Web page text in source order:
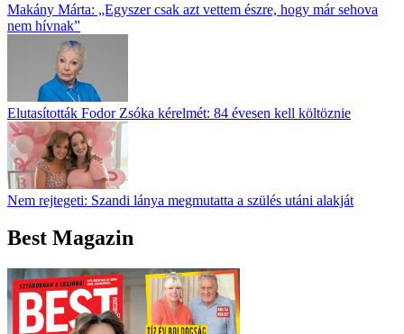
Makány Márta: „Egyszer csak azt vettem észre, hogy már sehova
nem hívnak”
Elutasították Fodor Zsóka kérelmét: 84 évesen kell költöznie
Nem rejtegeti: Szandi lánya megmutatta a szülés utáni alakját
Best Magazin